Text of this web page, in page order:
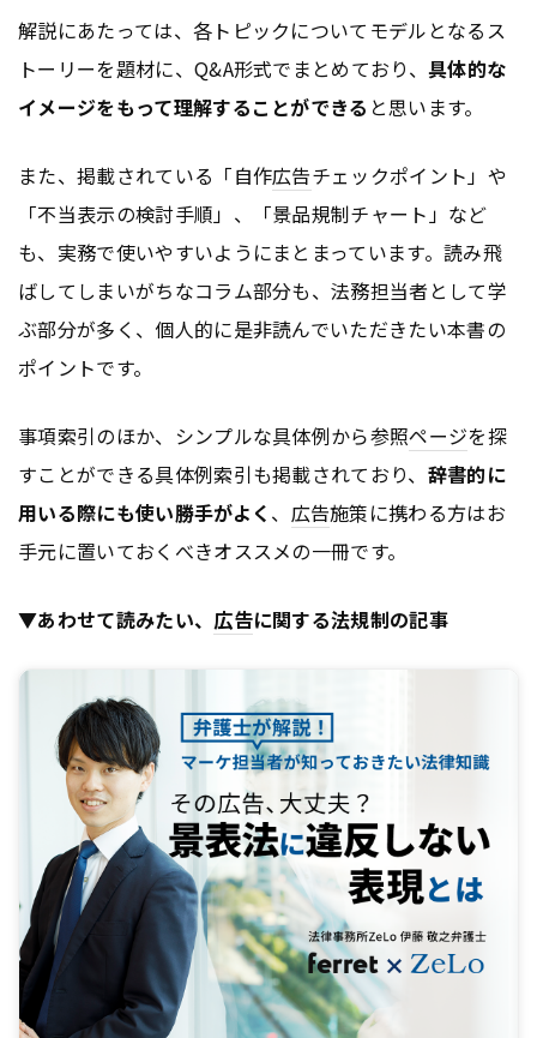
解説にあたっては、各トピックについてモデルとなるス
トーリーを題材に、Q&A形式でまとめており、具体的な
イメージをもって理解することができる と思います。
また、掲載されている「自作広告チェックポイント」や
「不当表示の検討手順」、「景品規制チャート」など
も、実務で使いやすいようにまとまっています。読み飛
ばしてしまいがちなコラム部分も、法務担当者として学
ぶ部分が多く、個人的に是非読んでいただきたい本書の
ポイントです。
事項索引のほか、シンプルな具体例から参照ページを探
すことができる具体例索引も掲載されており、 辞書的に
用いる際にも使い勝手がよく 、 広告施策に携わる方はお
手元に置いておくべきオススメの一冊です。
▼あわせて読みたい、 広告に関する法規制の記事